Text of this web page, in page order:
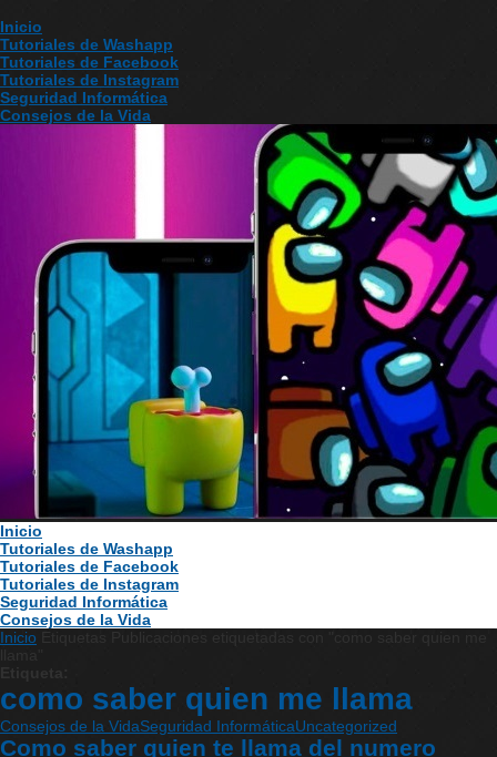
Inicio
Tutoriales de Washapp
Tutoriales de Facebook
Tutoriales de Instagram
Seguridad Informática
Consejos de la Vida
Inicio
Tutoriales de Washapp
Tutoriales de Facebook
Tutoriales de Instagram
Seguridad Informática
Consejos de la Vida
Inicio
como saber quien me llama
Consejos de la VidaSeguridad InformáticaUncategorized
Como saber quien te llama del numero